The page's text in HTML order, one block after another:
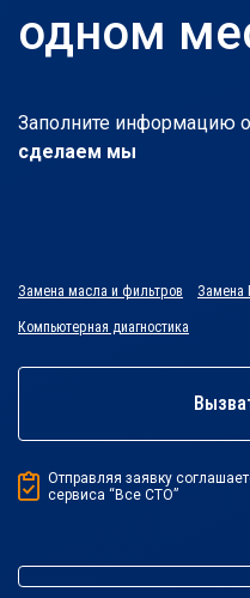
одном
Заполните информацию
сделаем мы
Замена масла и фильтров Замена
Компьютерная диагностика
Отправляя заявку
сервиса “Все СТО”